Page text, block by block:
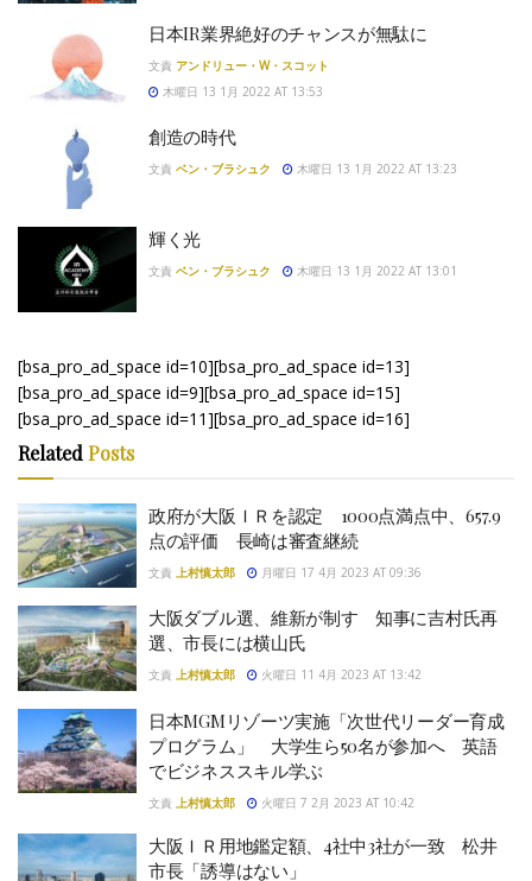
日本IR業界絶好のチャンスが無駄に
文責 アンドリュー・W・スコット
木曜日 13 1月 2022 AT 13:53
創造の時代
文責 ベン・ブラシュク 木曜日 13 1月 2022 AT 13:23
輝く光
文責 ベン・ブラシュク 木曜日 13 1月 2022 AT 13:01
[bsa_pro_ad_space id=10][bsa_pro_ad_space id=13]
[bsa_pro_ad_space id=9][bsa_pro_ad_space id=15]
[bsa_pro_ad_space id=11][bsa_pro_ad_space id=16]
Related Posts
政府が大阪ＩＲを認定 1000点満点中、657.9
点の評価 長崎は審査継続
文責 上村慎太郎 月曜日 17 4月 2023 AT 09:36
大阪ダブル選、維新が制す 知事に吉村氏再
選、市長には横山氏
文責 上村慎太郎 火曜日 11 4月 2023 AT 13:42
日本MGMリゾーツ実施「次世代リーダー育成
プログラム」 大学生ら50名が参加へ 英語
でビジネススキル学ぶ
文責 上村慎太郎 火曜日 7 2月 2023 AT 10:42
大阪ＩＲ用地鑑定額、4社中3社が一致 松井
市長「誘導はない」